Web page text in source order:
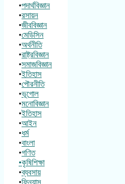
•পদার্থবিজ্ঞান
•রসায়ন
•জীববিজ্ঞান
•মেডিসিন
•অর্থনীতি
•রাষ্ট্রবিজ্ঞান
•সমাজবিজ্ঞান
•ইতিহাস
•পৌরনীতি
•ভূগোল
•মনোবিজ্ঞান
•ইতিহাস
•আইন
•ধর্ম
•বাংলা
•গণিত
•কৃষিশিক্ষা
•ব্যবসায়